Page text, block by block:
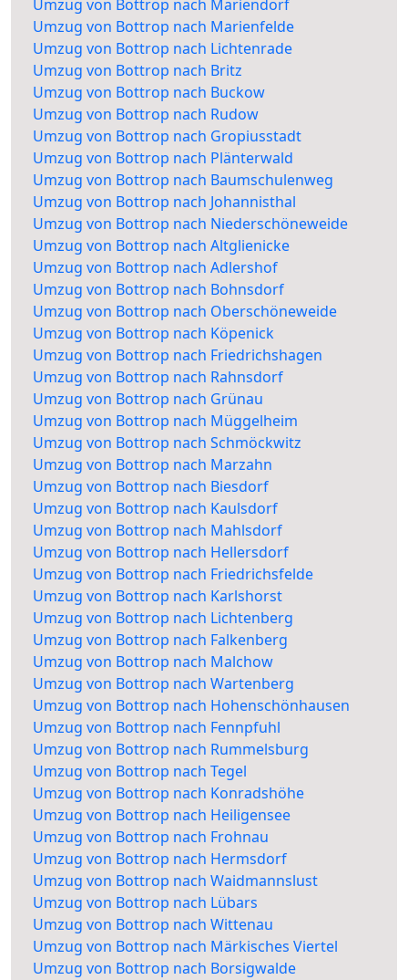
Umzug von Bottrop nach Mariendorf
Umzug von Bottrop nach Marienfelde
Umzug von Bottrop nach Lichtenrade
Umzug von Bottrop nach Britz
Umzug von Bottrop nach Buckow
Umzug von Bottrop nach Rudow
Umzug von Bottrop nach Gropiusstadt
Umzug von Bottrop nach Plänterwald
Umzug von Bottrop nach Baumschulenweg
Umzug von Bottrop nach Johannisthal
Umzug von Bottrop nach Niederschöneweide
Umzug von Bottrop nach Altglienicke
Umzug von Bottrop nach Adlershof
Umzug von Bottrop nach Bohnsdorf
Umzug von Bottrop nach Oberschöneweide
Umzug von Bottrop nach Köpenick
Umzug von Bottrop nach Friedrichshagen
Umzug von Bottrop nach Rahnsdorf
Umzug von Bottrop nach Grünau
Umzug von Bottrop nach Müggelheim
Umzug von Bottrop nach Schmöckwitz
Umzug von Bottrop nach Marzahn
Umzug von Bottrop nach Biesdorf
Umzug von Bottrop nach Kaulsdorf
Umzug von Bottrop nach Mahlsdorf
Umzug von Bottrop nach Hellersdorf
Umzug von Bottrop nach Friedrichsfelde
Umzug von Bottrop nach Karlshorst
Umzug von Bottrop nach Lichtenberg
Umzug von Bottrop nach Falkenberg
Umzug von Bottrop nach Malchow
Umzug von Bottrop nach Wartenberg
Umzug von Bottrop nach Hohenschönhausen
Umzug von Bottrop nach Fennpfuhl
Umzug von Bottrop nach Rummelsburg
Umzug von Bottrop nach Tegel
Umzug von Bottrop nach Konradshöhe
Umzug von Bottrop nach Heiligensee
Umzug von Bottrop nach Frohnau
Umzug von Bottrop nach Hermsdorf
Umzug von Bottrop nach Waidmannslust
Umzug von Bottrop nach Lübars
Umzug von Bottrop nach Wittenau
Umzug von Bottrop nach Märkisches Viertel
Umzug von Bottrop nach Borsigwalde